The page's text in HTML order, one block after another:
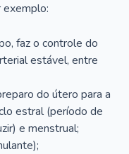
exemplo:
faz o controle do
estável, entre
do útero para a
estral (período de
e menstrual;